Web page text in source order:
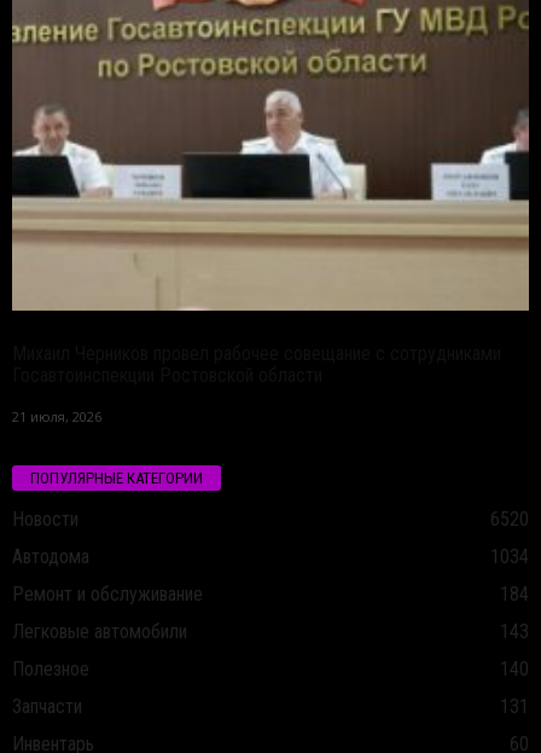
21 июля, 2026
ПОПУЛЯРНЫЕ КАТЕГОРИИ
Новости
6520
Автодома
1034
Ремонт и обслуживание
184
Легковые автомобили
143
Полезное
140
Запчасти
131
Инвентарь
60